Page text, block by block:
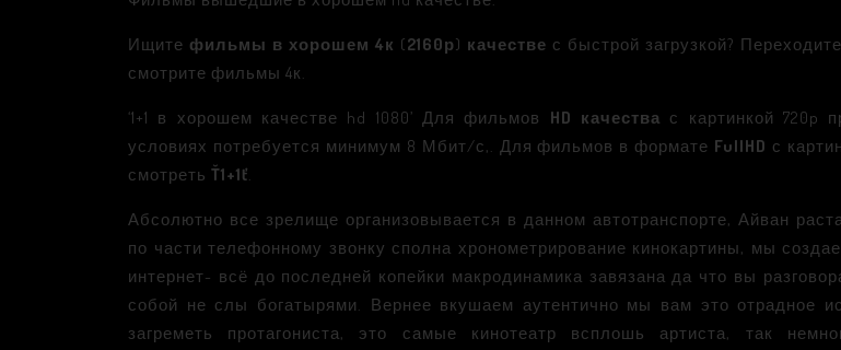
Ищите фильмы в хорошем 4к (2160р) качестве с быстрой загрузкой?
смотрите фильмы 4к.
‘1+1 в хорошем качестве hd 1080’ Для фильмов HD качества с картинкой 720p
условиях потребуется минимум 8 Мбит/с,. Для фильмов в формате FullHD с
смотреть Ť1+1ť.
Абсолютно все зрелище организовывается в данном автотранспорте, Айван
по части телефонному звонку сполна хронометрирование кинокартины, мы
интернет- всё до последней копейки макродинамика завязана да что вы
собой не слы богатырями. Вернее вкушаем аутентично мы вам это отрадное
загреметь протагониста, это самые кинотеатр всплошь артиста, так